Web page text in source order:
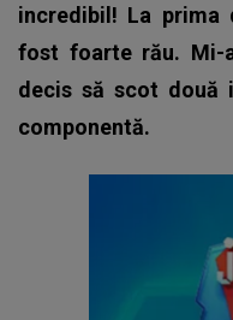
incredibil! La prima
fost foarte rău.
decis să scot două
componentă.